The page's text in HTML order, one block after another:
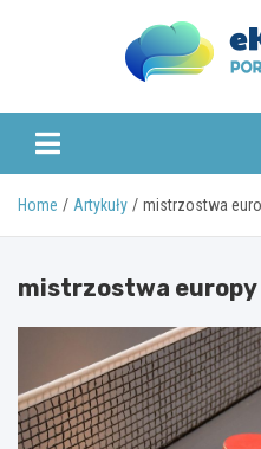
Home Artykuły mistrzostwa
mistrzostwa europy